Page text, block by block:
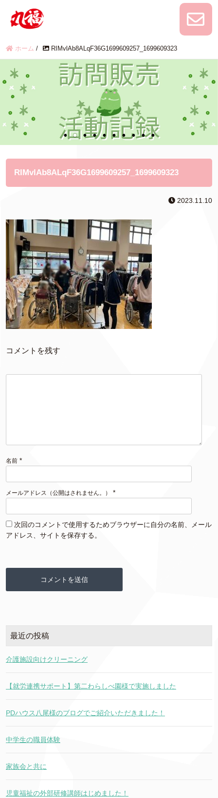
ホーム / RIMvlAb8ALqF36G1699609257_1699609323
RIMvlAb8ALqF36G1699609257_1699609323
2023.11.10
コメントを残す
名前 *
メールアドレス（公開はされません。） *
次回のコメントで使用するためブラウザーに自分の名前、メール
アドレス、サイトを保存する。
最近の投稿
介護施設向けクリーニング
【就労連携サポート】第二わらしべ園様で実施しました
PDハウス八尾様のブログでご紹介いただきました！
中学生の職員体験
家族会と共に
児童福祉の外部研修講師はじめました！